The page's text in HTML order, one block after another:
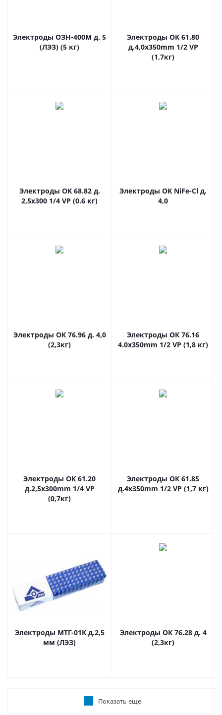
Электроды ОЗН-400М д. 5
(ЛЭЗ) (5 кг)
Электроды ОК 61.80
д.4,0x350mm 1/2 VP
(1,7кг)
Электроды OK 68.82 д.
2,5х300 1/4 VP (0.6 кг)
Электроды OK NiFe-Cl д.
4,0
Электроды ОК 76.96 д. 4,0
(2,3кг)
Электроды ОК 76.16
4.0x350mm 1/2 VP (1,8 кг)
Электроды ОК 61.20
д.2,5x300mm 1/4 VP
(0,7кг)
Электроды ОК 61.85
д.4x350mm 1/2 VP (1,7 кг)
Электроды МТГ-01К д.2,5
мм (ЛЭЗ)
Электроды ОК 76.28 д. 4
(2,3кг)
Показать еще